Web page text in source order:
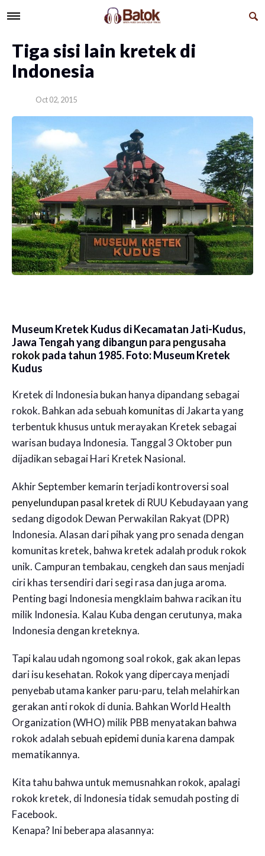
​Tiga sisi lain kretek di
Indonesia
Oct 02, 2015
Museum Kretek Kudus di Kecamatan Jati-Kudus,
Jawa Tengah yang dibangun para pengusaha
rokokpada tahun 1985. Foto: Museum Kretek
Kudus
Kretek di Indonesia bukan hanya dipandang sebagai
rokok. Bahkan ada sebuah komunitas di Jakarta yang
terbentuk khusus untuk merayakan Kretek sebagai
warisan budaya Indonesia. Tanggal 3 Oktober pun
dijadikan sebagai Hari Kretek Nasional.
Akhir September kemarin terjadi kontroversi soal
penyelundupan pasal kretek di RUU Kebudayaan yang
sedang digodok Dewan Perwakilan Rakyat (DPR)
Indonesia. Alasan dari pihak yang pro senada dengan
komunitas kretek, bahwa kretek adalah produk rokok
unik. Campuran tembakau, cengkeh dan saus menjadi
ciri khas tersendiri dari segi rasa dan juga aroma.
Penting bagi Indonesia mengklaim bahwa racikan itu
milik Indonesia. Kalau Kuba dengan cerutunya, maka
Indonesia dengan kreteknya.
Tapi kalau udah ngomong soal rokok, gak akan lepas
dari isu kesehatan. Rokok yang dipercaya menjadi
penyebab utama kanker paru-paru, telah melahirkan
gerakan anti rokok di dunia. Bahkan World Health
Organization (WHO) milik PBB menyatakan bahwa
rokok adalah sebuah epidemidunia karena dampak
mematikannya.
Kita tahu bahwa untuk memusnahkan rokok, apalagi
rokok kretek, di Indonesia tidak semudah posting di
Facebook.
Kenapa? Ini beberapa alasannya: